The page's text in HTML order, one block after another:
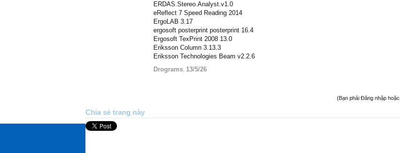
ERDAS.Stereo.Analyst.v1.0
eReflect 7 Speed Reading 2014
ErgoLAB 3.17
ergosoft posterprint posterprint 16.4
Ergosoft TexPrint 2008 13.0
Eriksson Column 3.13.3
Eriksson Technologies Beam v2.2.6
Drograms 13/5/26
(Bạn phải Đăng nhập
Chia sẻ trang này